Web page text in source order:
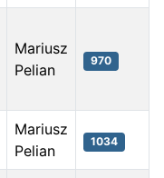
Mariusz
Pelian
970
Mariusz
Pelian
1034